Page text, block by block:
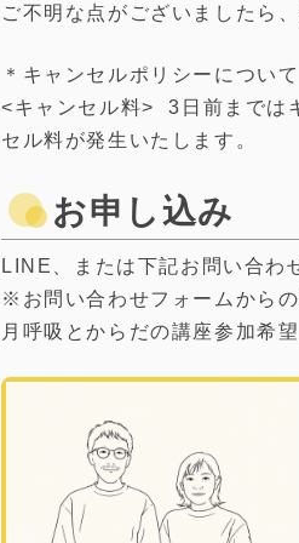
ご不明な点がございましたら
＊キャンセルポリシーについて
<キャンセル料> 3日前までは
セル料が発生いたします。
お申し込み
LINE、または下記お問い合わ
※お問い合わせフォームから
月呼吸とからだの講座参加希